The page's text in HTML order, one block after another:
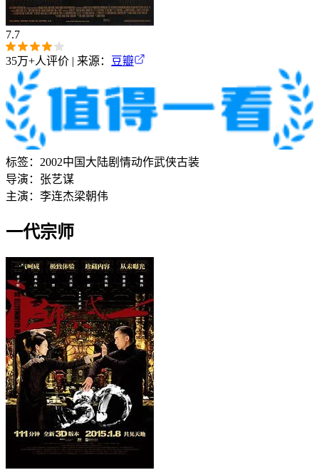
7.7
35万+人评价 | 来源： 豆瓣
标签： 2002中国大陆剧情动作武侠古装
导演： 张艺谋
主演： 李连杰梁朝伟
一代宗师